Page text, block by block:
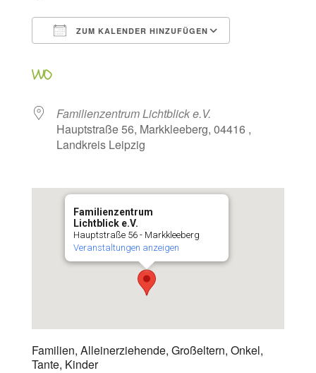
ZUM KALENDER HINZUFÜGEN
WO
Familienzentrum Lichtblick e.V.
Hauptstraße 56, Markkleeberg, 04416 ,
Landkreis Leipzig
Familienzentrum
Lichtblick e.V.
Hauptstraße 56 - Markkleeberg
Veranstaltungen anzeigen
Familien, Alleinerziehende, Großeltern, Onkel,
Tante, Kinder